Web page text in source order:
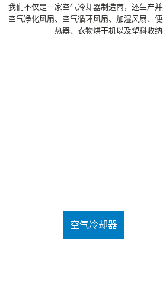
我们不仅是一家空气冷却器制造商，还生产
空气净化风扇、空气循环风扇、加湿风扇、
热器、衣物烘干机以及塑料收纳
空气冷却器